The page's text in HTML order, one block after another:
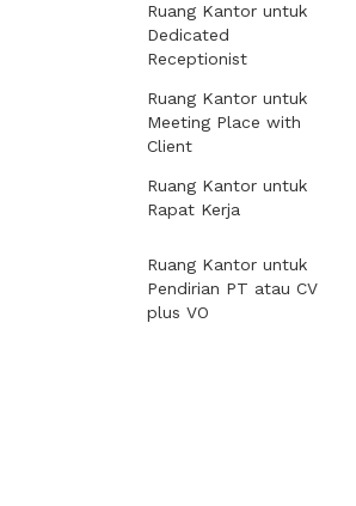
Ruang Kantor untuk
Dedicated
Receptionist
Ruang Kantor untuk
Meeting Place with
Client
Ruang Kantor untuk
Rapat Kerja
Ruang Kantor untuk
Pendirian PT atau CV
plus VO